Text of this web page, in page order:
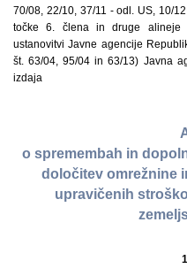
70/08, 22/10, 37/11 - odl. US, 10/
točke 6. člena in druge alineje
ustanovitvi Javne agencije
št. 63/04, 95/04 in 63/13) Javna
izdaja
o spremembah in
določitev omrežnine
upravičenih